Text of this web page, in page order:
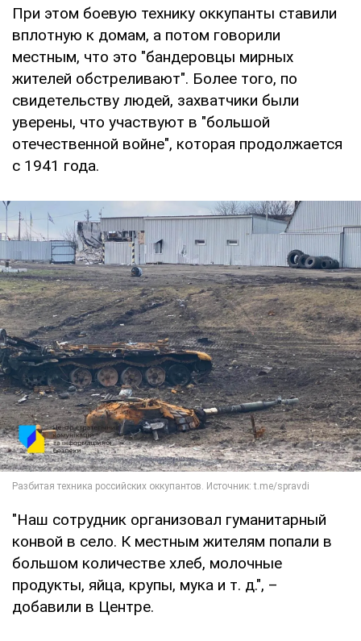
При этом боевую технику оккупанты ставили
вплотную к домам, а потом говорили
местным, что это "бандеровцы мирных
жителей обстреливают". Более того, по
свидетельству людей, захватчики были
уверены, что участвуют в "большой
отечественной войне", которая продолжается
с 1941 года.
"Наш сотрудник организовал гуманитарный
конвой в село. К местным жителям попали в
большом количестве хлеб, молочные
продукты, яйца, крупы, мука и т. д.", –
добавили в Центре.